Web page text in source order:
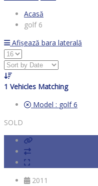
Acasă
golf 6
Afișează bara laterală
1 Vehicles Matching
Model : golf 6
SOLD
2011